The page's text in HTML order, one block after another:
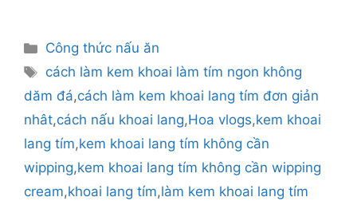
Danh
mục
Công thức nấu ăn
Thẻ
cách làm kem khoai làm tím ngon không
dăm đá,cách làm kem khoai lang tím đơn giản
nhât,cách nấu khoai lang,Hoa vlogs,kem khoai
lang tím,kem khoai lang tím không cần
wipping,kem khoai lang tím không cần wipping
cream,khoai lang tím,làm kem khoai lang tím